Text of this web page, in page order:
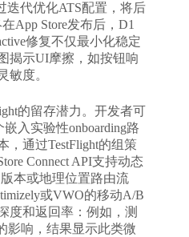
迭代优化ATS配置，将后
App Store发布后，D1
修复不仅最小化稳定
揭示UI摩擦，如按钮响
敏度。
的留存潜力。开发者可
入实验性onboarding路
，通过TestFlight的组策
Connect API支持动态
本或地理位置路由流
或VWO的移动A/B
度和返回率：例如，测
影响，结果显示此类微